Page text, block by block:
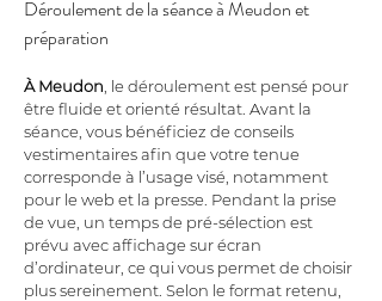
Déroulement de la séance à Meudon et
préparation
À Meudon , le déroulement est pensé pour
être fluide et orienté résultat. Avant la
séance, vous bénéficiez de conseils
vestimentaires afin que votre tenue
corresponde à l’usage visé, notamment
pour le web et la presse. Pendant la prise
de vue, un temps de pré-sélection est
prévu avec affichage sur écran
d’ordinateur, ce qui vous permet de choisir
plus sereinement. Selon le format retenu,